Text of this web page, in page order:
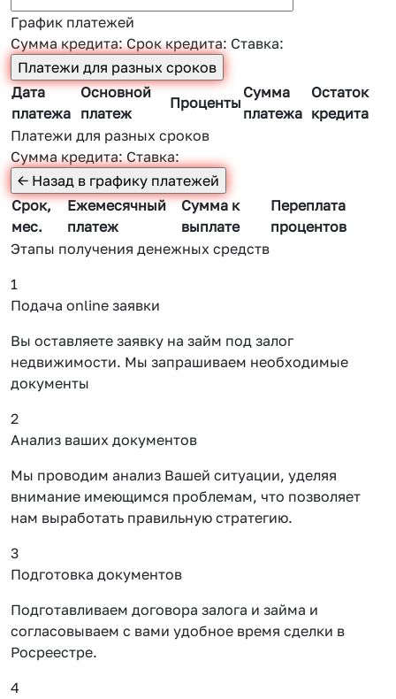
График платежей
Сумма кредита:Срок кредита: Ставка:
Дата
платежа
Основной
платеж
Проценты
Сумма
платежа
Остаток
кредита
Платежи для разных сроков
Сумма кредита:Ставка:
Срок,
мес.
Ежемесячный
платеж
Сумма к
выплате
Переплата
процентов
Этапы получения денежных средств
1
Подача online заявки
Вы оставляете заявку на займ под залог
недвижимости. Мы запрашиваем необходимые
документы
2
Анализ ваших документов
Мы проводим анализ Вашей ситуации, уделяя
внимание имеющимся проблемам, что позволяет
нам выработать правильную стратегию.
3
Подготовка документов
Подготавливаем договора залога и займа и
согласовываем с вами удобное время сделки в
Росреестре.
4